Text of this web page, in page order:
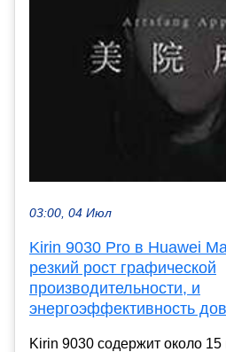
03:00, 04 Июл
Kirin 9030 Pro в Huawei
резкий рост графической
производительности, и
энергоэффективность
Kirin 9030 содержит около